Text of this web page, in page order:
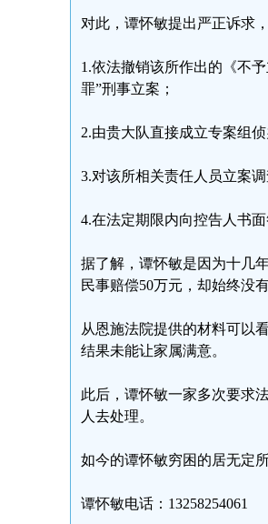
对此，谭怀敏提出严正诉求
1.依法撤销该所作出的《不
罪”刑事立案；
2.由贵大队直接成立专案组
3.对该所相关责任人员立案
4.在法定期限内向控告人书
据了解，谭怀敏是因为十几
民事赔偿50万元，却始终没
从恩施法院提供的材料可以
结果未能让家属满意。
此后，谭怀敏一家多次要求
人去处理。
如今的谭怀敏穷困的居无定
谭怀敏电话：13258254061